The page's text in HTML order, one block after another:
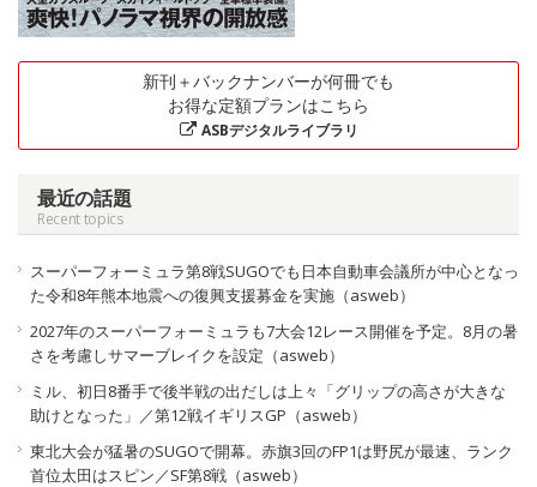
新刊＋バックナンバーが何冊でも
お得な定額プランはこちら
ASBデジタルライブラリ
最近の話題
Recent topics
スーパーフォーミュラ第8戦SUGOでも日本自動車会議所が中心となっ
た令和8年熊本地震への復興支援募金を実施（asweb）
2027年のスーパーフォーミュラも7大会12レース開催を予定。8月の暑
さを考慮しサマーブレイクを設定（asweb）
ミル、初日8番手で後半戦の出だしは上々「グリップの高さが大きな
助けとなった」／第12戦イギリスGP（asweb）
東北大会が猛暑のSUGOで開幕。赤旗3回のFP1は野尻が最速、ランク
首位太田はスピン／SF第8戦（asweb）